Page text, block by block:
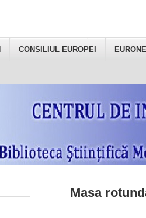
CONSILIUL EUROPEI
Masa